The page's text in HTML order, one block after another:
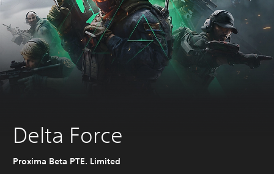
Delta Force
Proxima Beta PTE. Limited